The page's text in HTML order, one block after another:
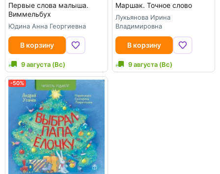
Первые слова малыша.
Виммельбух
Юдина Анна Георгиевна
В корзину
9 августа (Вс)
Маршак. Точное слово
Лукьянова Ирина
Владимировна
В корзину
9 августа (Вс)
-50%